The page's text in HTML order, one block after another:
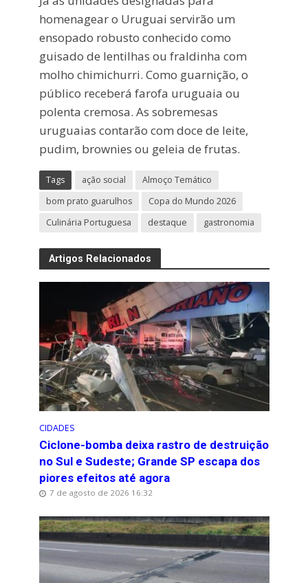
homenagear o Uruguai servirão um
ensopado robusto conhecido como
guisado de lentilhas ou fraldinha com
molho chimichurri. Como guarnição, o
público receberá farofa uruguaia ou
polenta cremosa. As sobremesas
uruguaias contarão com doce de leite,
pudim, brownies ou geleia de frutas.
Tags ação social
Almoço Temático
bom prato guarulhos
Copa do Mundo 2026
Culinária Portuguesa
destaque gastronomia
Artigos Relacionados
CIDADES
Ciclone-bomba deixa rastro de destruição
no Sul e Sudeste; Grande SP escapa dos
piores efeitos até agora
7 de agosto de 2026 16:32